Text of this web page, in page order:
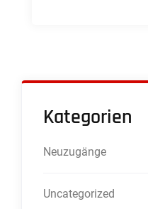
Kategorien
Neuzugänge
Uncategorized